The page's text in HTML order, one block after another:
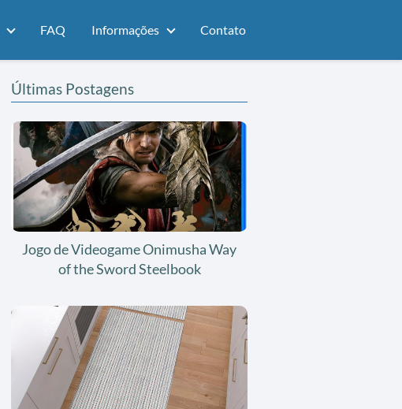
FAQ Informações Contato
Últimas Postagens
Jogo de Videogame Onimusha Way
of the Sword Steelbook